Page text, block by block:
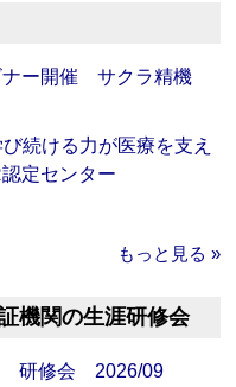
ナー開催 サクラ精機
続ける力が医療を支え
定センター
もっと見る »
機関の生涯研修会
研修会 2026/09